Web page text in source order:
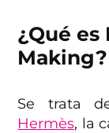
¿Qué
Making?
Se trata
Hermès, la